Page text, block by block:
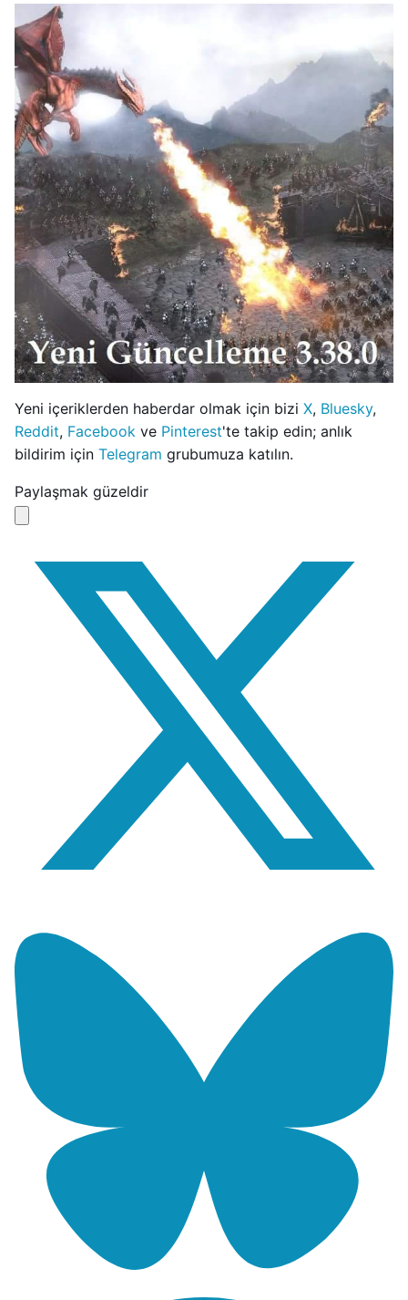
Yeni içeriklerden haberdar olmak için bizi X, Bluesky,
Reddit, Facebook ve Pinterest'te takip edin; anlık
bildirim için Telegram grubumuza katılın.
Paylaşmak güzeldir